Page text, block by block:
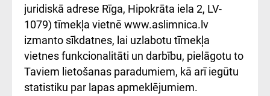
kārtība
Kā pie mums nokļūt
Rēķinu apmaksas
ceļvedis
Україною
juridiskā adrese Rīga, Hipokrāta iela 2, LV-
1079) tīmekļa vietnē www.aslimnica.lv
izmanto sīkdatnes, lai uzlabotu tīmekļa
vietnes funkcionalitāti un darbību, pielāgotu to
Taviem lietošanas paradumiem, kā arī iegūtu
statistiku par lapas apmeklējumiem.